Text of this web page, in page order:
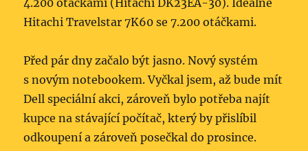
4.200 otáčkami (Hitachi DK23EA-30). Ideálně
Hitachi Travelstar 7K60 se 7.200 otáčkami.
Před pár dny začalo být jasno. Nový systém
s novým notebookem. Vyčkal jsem, až bude mít
Dell speciální akci, zároveň bylo potřeba najít
kupce na stávající počítač, který by přislíbil
odkoupení a zároveň posečkal do prosince.